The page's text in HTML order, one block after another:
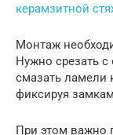
керамзитной
Монтаж
Нужно срезать
смазать ламели
фиксируя
При этом важно